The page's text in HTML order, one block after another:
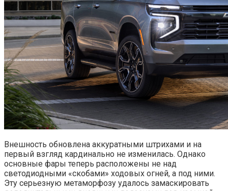
Внешность обновлена аккуратными штрихами и на
первый взгляд кардинально не изменилась. Однако
основные фары теперь расположены не над
светодиодными «скобами» ходовых огней, а под ними.
Эту серьезную метаморфозу удалось замаскировать